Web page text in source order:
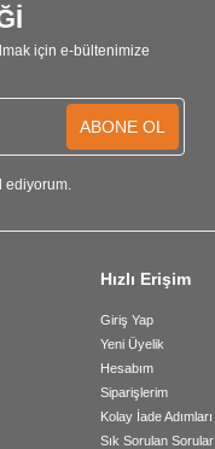
için e-bültenimize
ABONE OL
ediyorum.
Hızlı Erişim
Giriş Yap
Yeni Üyelik
Hesabım
Siparişlerim
Kolay İade Adımları
Sık Sorulan Sorular